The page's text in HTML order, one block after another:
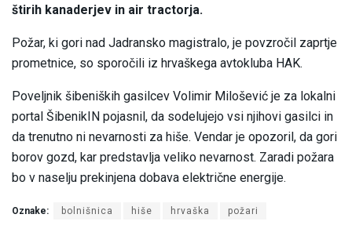
štirih kanaderjev in air tractorja.
Požar, ki gori nad Jadransko magistralo, je povzročil zaprtje
prometnice, so sporočili iz hrvaškega avtokluba HAK.
Poveljnik šibeniških gasilcev Volimir Milošević je za lokalni
portal ŠibenikIN pojasnil, da sodelujejo vsi njihovi gasilci in
da trenutno ni nevarnosti za hiše. Vendar je opozoril, da gori
borov gozd, kar predstavlja veliko nevarnost. Zaradi požara
bo v naselju prekinjena dobava električne energije.
Oznake: bolnišnica hiše hrvaška požari